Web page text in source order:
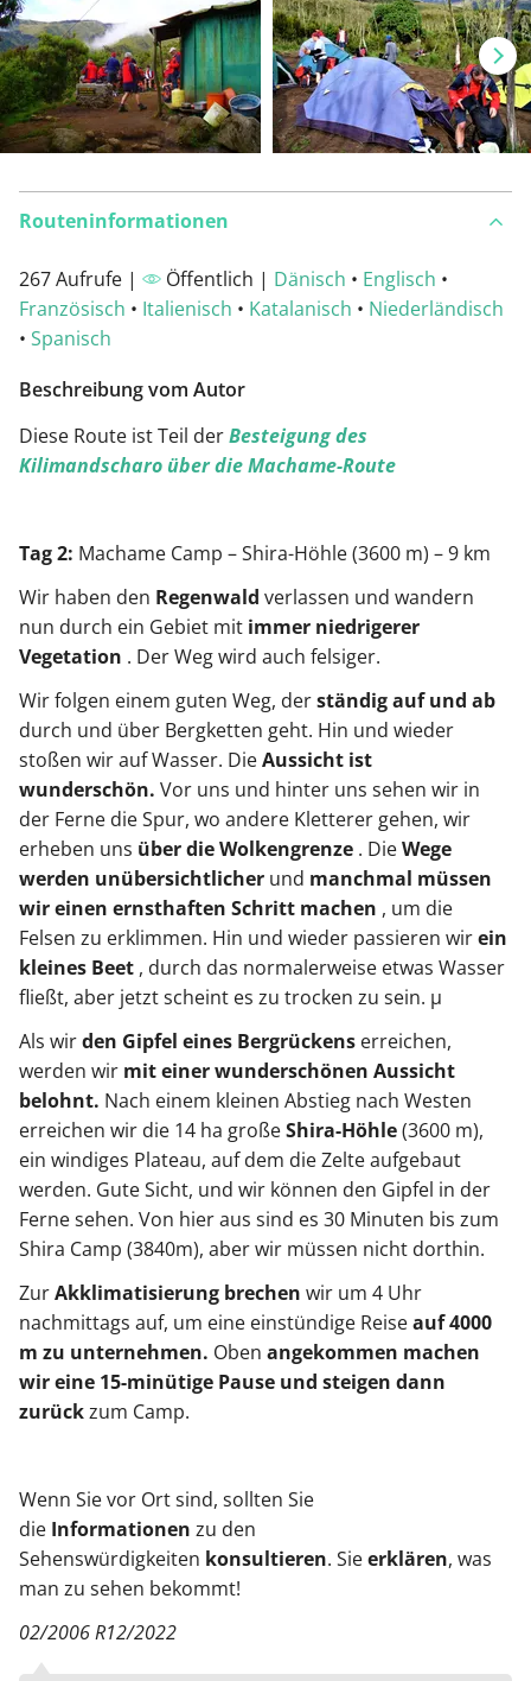
Routeninformationen
267 Aufrufe | Öffentlich | Dänisch • Englisch •
Französisch • Italienisch • Katalanisch • Niederländisch
• Spanisch
Beschreibung vom Autor
Diese Route ist Teil derBesteigung des
Kilimandscharo über die Machame-Route
Tag 2: Machame Camp – Shira-Höhle (3600 m) – 9 km
Wir haben den Regenwald verlassen und wandern
nun durch ein Gebiet mit immer niedrigerer
Vegetation . Der Weg wird auch felsiger.
Wir folgen einem guten Weg, derständig auf und ab
durch und über Bergketten geht. Hin und wieder
stoßen wir auf Wasser. DieAussicht ist
wunderschön. Vor uns und hinter uns sehen wir in
der Ferne die Spur, wo andere Kletterer gehen, wir
erheben uns über die Wolkengrenze . DieWege
werden unübersichtlicher und manchmal müssen
wir einen ernsthaften Schritt machen , um die
Felsen zu erklimmen. Hin und wieder passieren wirein
kleines Beet , durch das normalerweise etwas Wasser
fließt, aber jetzt scheint es zu trocken zu sein. µ
Als wirden Gipfel eines Bergrückens erreichen,
werden wir mit einer wunderschönen Aussicht
belohnt. Nach einem kleinen Abstieg nach Westen
erreichen wir die 14 ha großeShira-Höhle(3600 m),
ein windiges Plateau, auf dem die Zelte aufgebaut
werden. Gute Sicht, und wir können den Gipfel in der
Ferne sehen. Von hier aus sind es 30 Minuten bis zum
Shira Camp (3840m), aber wir müssen nicht dorthin.
ZurAkklimatisierung brechen wir um 4 Uhr
nachmittags auf, um eine einstündige Reiseauf 4000
m zu unternehmen. Oben angekommen machen
wir eine 15-minütige Pause und steigen dann
zurückzum Camp.
Wenn Sie vor Ort sind, sollten Sie
die Informationen zu den
Sehenswürdigkeiten konsultieren. Sieerklären, was
man zu sehen bekommt!
02/2006 R12/2022